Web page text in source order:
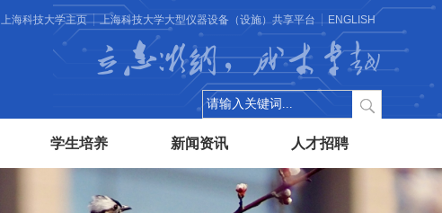
上海科技大学主页 上海科技大学大型仪器设备（设施）共享平台 ENGLISH
立志微纳，成才卓越
学生培养 新闻资讯 人才招聘